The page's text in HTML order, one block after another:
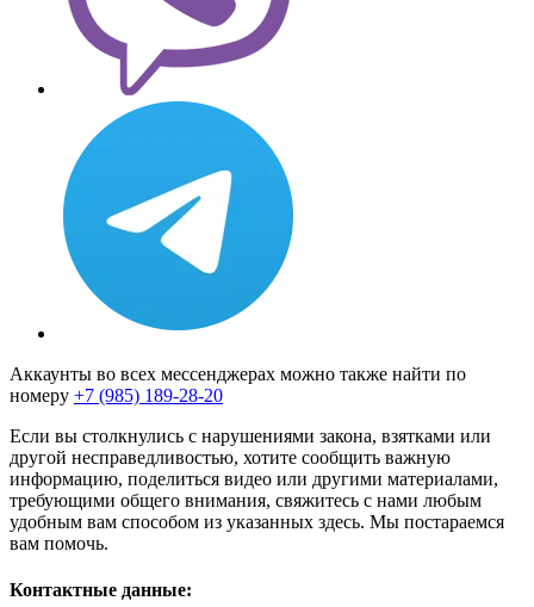
Аккаунты во всех мессенджерах можно также найти по
номеру +7 (985) 189-28-20
Если вы столкнулись с нарушениями закона, взятками или
другой несправедливостью, хотите сообщить важную
информацию, поделиться видео или другими материалами,
требующими общего внимания, свяжитесь с нами любым
удобным вам способом из указанных здесь. Мы постараемся
вам помочь.
Контактные данные: